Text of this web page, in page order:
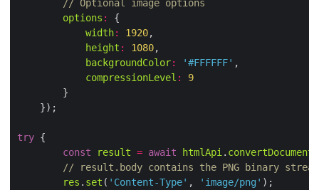
// Optional image options
options :
width: 1920
height : 1080
backgroundColor: '#FFFFFF'
compressionLevel :
9
try
const
result = await htmlApi . convertDocument
// result.body contains the PNG binary stream
res . set ( 'Content-Type' , 'image/png'